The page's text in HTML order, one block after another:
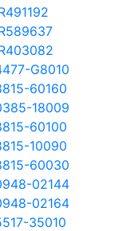
G8010
60160
18009
60100
10090
60030
02144
02164
35010